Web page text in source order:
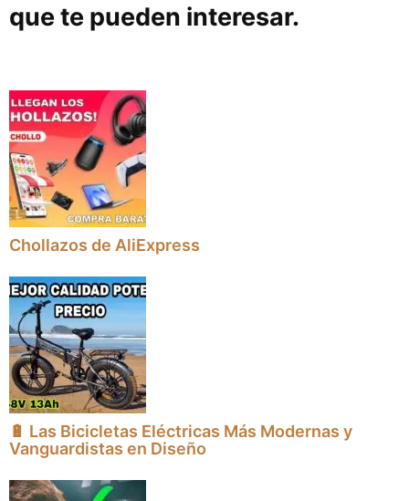
que te pueden interesar.
Chollazos de AliExpress
🔋 Las Bicicletas Eléctricas Más Modernas y
Vanguardistas en Diseño